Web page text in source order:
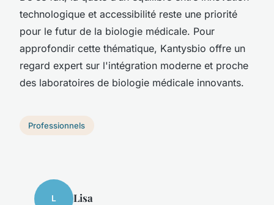
technologique et accessibilité reste une priorité
pour le futur de la biologie médicale. Pour
approfondir cette thématique, Kantysbio offre un
regard expert sur l'intégration moderne et proche
des laboratoires de biologie médicale innovants.
Professionnels
L Lisa